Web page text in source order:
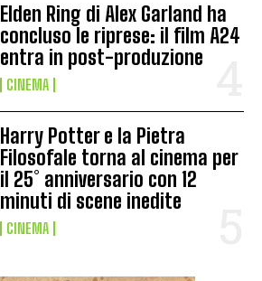
Elden Ring di Alex Garland ha
concluso le riprese: il film A24
entra in post-produzione
CINEMA
Harry Potter e la Pietra
Filosofale torna al cinema per
il 25° anniversario con 12
minuti di scene inedite
CINEMA